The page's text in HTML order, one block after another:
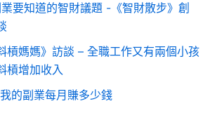
要知道的智財議題 -《智財散步》創
媽媽》訪談 – 全職工作又有兩個小孩
槓增加收入
的副業每月賺多少錢